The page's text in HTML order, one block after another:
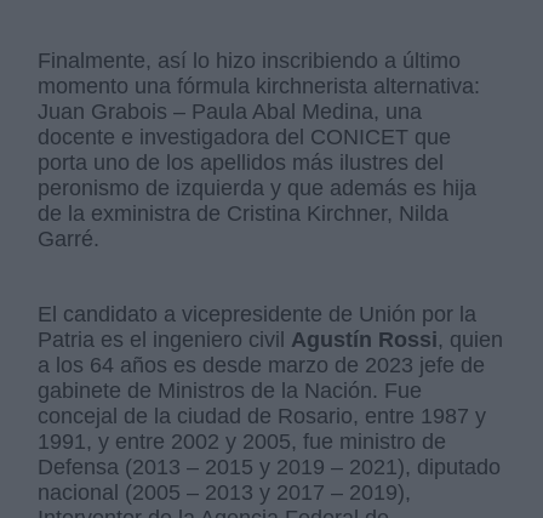
Finalmente, así lo hizo inscribiendo a último
momento una fórmula kirchnerista alternativa:
Juan Grabois – Paula Abal Medina, una
docente e investigadora del CONICET que
porta uno de los apellidos más ilustres del
peronismo de izquierda y que además es hija
de la exministra de Cristina Kirchner, Nilda
Garré.
El candidato a vicepresidente de Unión por la
Patria es el ingeniero civil Agustín Rossi, quien
a los 64 años es desde marzo de 2023 jefe de
gabinete de Ministros de la Nación. Fue
concejal de la ciudad de Rosario, entre 1987 y
1991, y entre 2002 y 2005, fue ministro de
Defensa (2013 – 2015 y 2019 – 2021), diputado
nacional (2005 – 2013 y 2017 – 2019),